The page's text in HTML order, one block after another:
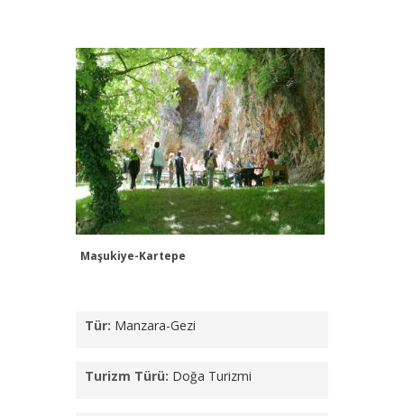
Maşukiye-Kartepe
Tür: Manzara-Gezi
Turizm Türü: Doğa Turizmi